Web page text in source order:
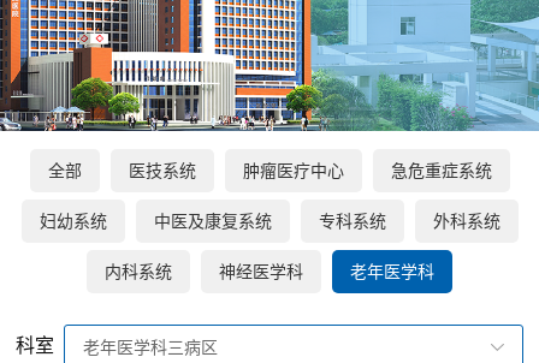
全部 医技系统 肿瘤医疗中心 急危重症系统
妇幼系统 中医及康复系统 专科系统 外科系统
内科系统 神经医学科 老年医学科
科室 老年医学科三病区